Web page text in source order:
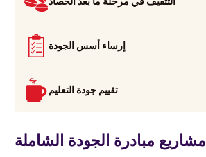
إرساء أسس الجودة
تقييم جودة التعليم
مشاريع مبادرة الجودة الشاملة